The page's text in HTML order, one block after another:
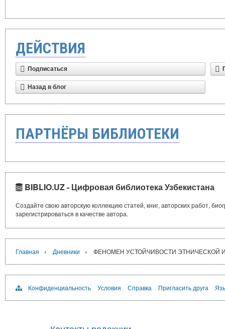
ДЕЙСТВИЯ
Подписаться
Назад в блог
ПАРТНЁРЫ БИБЛИОТЕКИ
BIBLIO.UZ - Цифровая библиотека Узбекистана
Создайте свою авторскую коллекцию статей, книг, авторских работ,
зарегистрироваться в качестве автора.
Главная › Дневники › ФЕНОМЕН УСТОЙЧИВОСТИ ЭТНИЧЕСКОЙ
Конфиденциальность Условия Справка Пригласить друга